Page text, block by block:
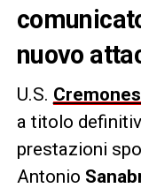
nuovo
U.S.
a titolo
prestazioni
Antonio